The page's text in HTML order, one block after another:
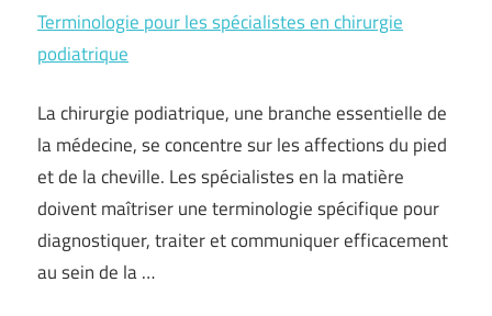
Terminologie pour les spécialistes en chirurgie
podiatrique
La chirurgie podiatrique, une branche essentielle de
la médecine, se concentre sur les affections du pied
et de la cheville. Les spécialistes en la matière
doivent maîtriser une terminologie spécifique pour
diagnostiquer, traiter et communiquer efficacement
au sein de la …